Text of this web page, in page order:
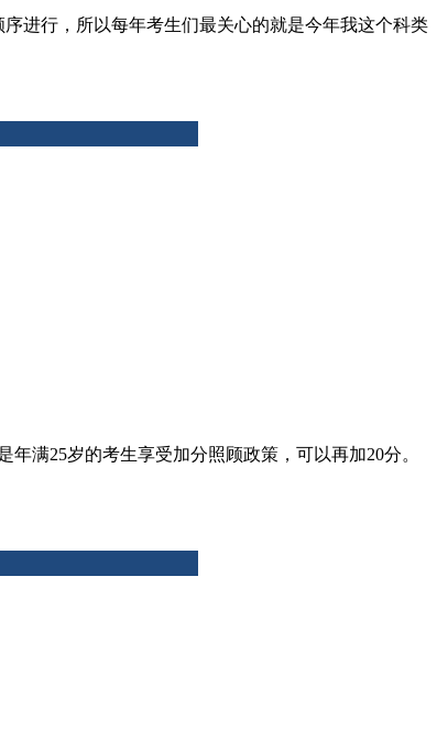
进行，所以每年考生们最关心的就是今年我这个科类
满25岁的考生享受加分照顾政策，可以再加20分。